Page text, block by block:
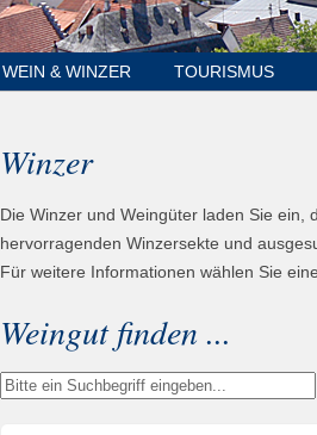
WEIN & WINZER TOURISMUS
Winzer
Die Winzer und Weingüter laden Sie ein,
hervorragenden Winzersekte und
Für weitere Informationen wählen Sie
Weingut finden ...